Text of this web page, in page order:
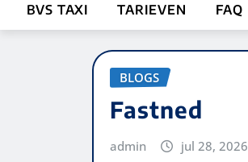
BVS TAXI TARIEVEN FAQ
BLOGS
Fastned
admin jul 28, 2026